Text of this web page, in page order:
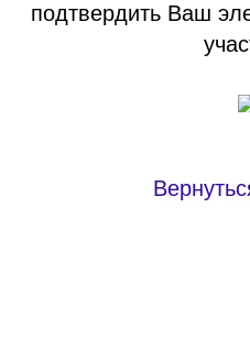
подтвердить Ваш